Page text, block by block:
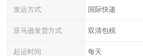
发运方式 国际快递
亚马逊发货方式 双清包税
起运时间 每天